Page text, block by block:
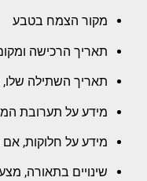
מקור הצמח בטבע
תאריך הרכישה
תאריך השתילה
מידע על תערובת
מידע על חלוקות, אם
שינויים בתאורה,